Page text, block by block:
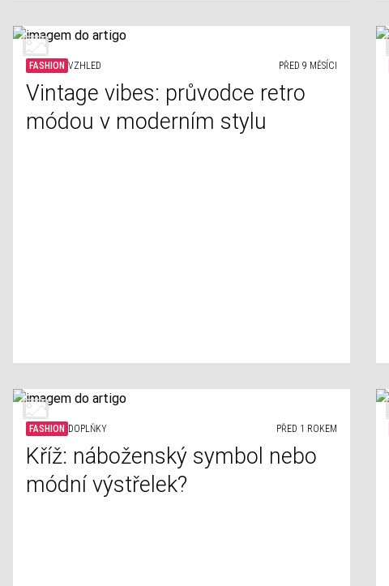
FASHION VZHLED PŘED 9 MĚSÍCI
Vintage vibes: průvodce retro
módou v moderním stylu
FASHION DOPLŇKY PŘED 1 ROKEM
Kříž: náboženský symbol nebo
módní výstřelek?